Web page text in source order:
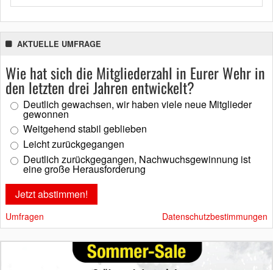
AKTUELLE UMFRAGE
Wie hat sich die Mitgliederzahl in Eurer Wehr in
den letzten drei Jahren entwickelt?
Deutlich gewachsen, wir haben viele neue Mitglieder
gewonnen
Weitgehend stabil geblieben
Leicht zurückgegangen
Deutlich zurückgegangen, Nachwuchsgewinnung ist
eine große Herausforderung
Umfragen Datenschutzbestimmungen